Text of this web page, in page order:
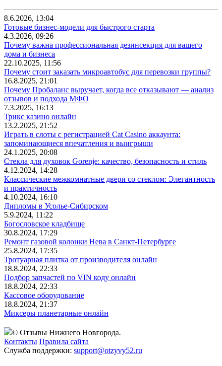
8.6.2026, 13:04
Готовые бизнес-модели для быстрого старта
4.3.2026, 09:26
Почему важна профессиональная дезинсекция для вашего
дома и бизнеса
22.10.2025, 11:56
Почему стоит заказать микроавтобус для перевозки группы?
16.8.2025, 21:01
Почему Пробаланс выручает, когда все отказывают — анализ
отзывов и подхода МФО
7.3.2025, 16:13
Трикс казино онлайн
13.2.2025, 21:52
Играть в слоты с регистрацией Cat Casino аккаунта:
запоминающиеся впечатления и выигрыши
24.1.2025, 20:08
Стекла для духовок Gorenje: качество, безопасность и стиль
4.12.2024, 14:28
Классические межкомнатные двери со стеклом: Элегантность
и практичность
4.10.2024, 16:10
Дипломы в Усолье-Сибирском
5.9.2024, 11:22
Богословское кладбище
30.8.2024, 17:29
Ремонт газовой колонки Нева в Санкт-Петербурге
25.8.2024, 17:35
Тротуарная плитка от производителя онлайн
18.8.2024, 22:33
Подбор запчастей по VIN коду онлайн
18.8.2024, 22:33
Кассовое оборудование
18.8.2024, 21:37
Миксеры планетарные онлайн
© Отзывы Нижнего Новгорода.
Контакты Правила сайта
Служба поддержки: support@otzyvy52.ru